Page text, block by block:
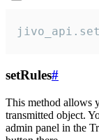
setRules#
This method allows
transmitted object.
admin panel in the